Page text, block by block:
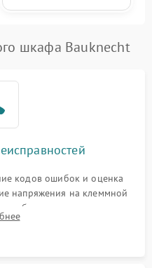
шкафа Bauknecht
кодов ошибок и оценка
напряжения на клеммной
проблемы с нагревом,
или блокировкой дверцы.